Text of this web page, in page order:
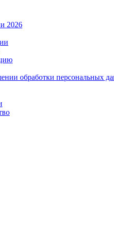
2026
обработки персональных